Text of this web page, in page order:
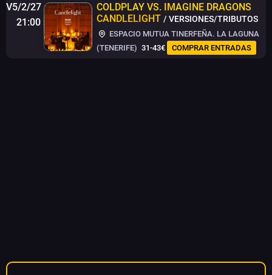
V5/2/27
21:00
COLDPLAY VS. IMAGINE DRAGONS
CANDLELIGHT / VERSIONES/TRIBUTOS
ESPACIO MUTUA TINERFEÑA. LA LAGUNA
(TENERIFE) 31-43€ COMPRAR ENTRADAS